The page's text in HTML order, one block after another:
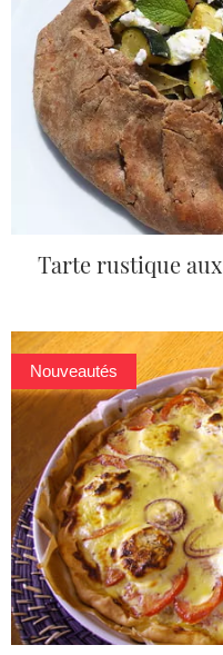
Tarte rustique
Nouveautés